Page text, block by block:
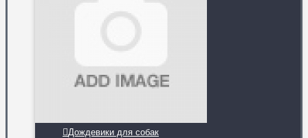
Дождевики для собак